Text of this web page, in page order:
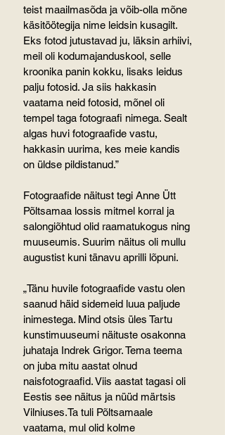
teist maailmasõda ja võib-olla mõne
käsitöötegija nime leidsin kusagilt.
Eks fotod jutustavad ju, läksin arhiivi,
meil oli kodumajanduskool, selle
kroonika panin kokku, lisaks leidus
palju fotosid. Ja siis hakkasin
vaatama neid fotosid, mõnel oli
tempel taga fotograafi nimega. Sealt
algas huvi fotograafide vastu,
hakkasin uurima, kes meie kandis
on üldse pildistanud.”
Fotograafide näitust tegi Anne Ütt
Põltsamaa lossis mitmel korral ja
salongiõhtud olid raamatukogus ning
muuseumis. Suurim näitus oli mullu
augustist kuni tänavu aprilli lõpuni.
„Tänu huvile fotograafide vastu olen
saanud häid sidemeid luua paljude
inimestega. Mind otsis üles Tartu
kunstimuuseumi näituste osakonna
juhataja Indrek Grigor. Tema teema
on juba mitu aastat olnud
naisfotograafid. Viis aastat tagasi oli
Eestis see näitus ja nüüd märtsis
Vilniuses.Ta tuli Põltsamaale
vaatama, mul olid kolme